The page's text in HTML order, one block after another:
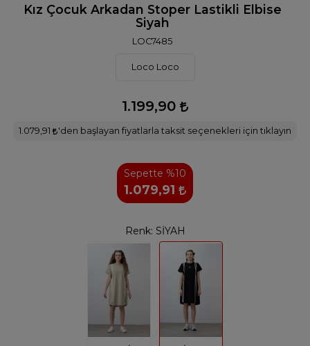
Kız Çocuk Arkadan Stoper Lastikli Elbise
Siyah
LOC7485
Loco Loco
1.199,90
1.079,91 'den başlayan fiyatlarla taksit seçenekleri için tıklayın
Sepette %10
1.079,91
Renk: SİYAH